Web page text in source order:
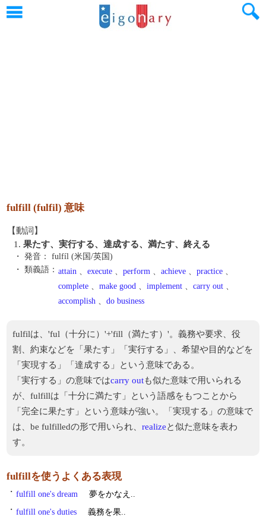
fulfill (fulfil) 意味
【動詞】
1. 果たす、実行する、達成する、満たす、終える
・ 発音：
fulfíl (米国/英国)
・ 類義語： attain 、 execute 、 perform 、 achieve 、 practice 、
complete 、 make good 、 implement 、 carry out 、
accomplish 、 do business
fulfilは、'ful（十分に）'+'fill（満たす）'。義務や要求、役
割、約束などを「果たす」「実行する」、希望や目的などを
「実現する」「達成する」という意味である。
「実行する」の意味ではcarry outも似た意味で用いられる
が、fulfillは「十分に満たす」という語感をもつことから
「完全に果たす」という意味が強い。「実現する」の意味で
は、be fulfilledの形で用いられ、 realizeと似た意味を表わ
す。
fulfillを使うよくある表現
・ fulfill one's dream
夢をかなえ..
・ fulfill one's duties
義務を果..